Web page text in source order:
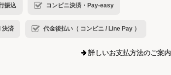
振込 コンビニ決済・Pay-easy
決済 代金後払い（ コンビニ / Line Pay ）
詳しいお支払方法のご案内